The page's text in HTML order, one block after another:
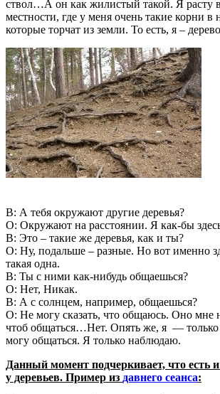
ствол…А он как жилистый такой. Я расту
местности, где у меня очень такие корни в
которые торчат из земли. То есть, я –
В: А тебя окружают другие деревья?
О: Окружают на расстоянии. Я как-бы
В: Это – такие же деревья, как и ты?
О: Ну, подальше – разные. Но вот именно
такая одна.
В: Ты с ними как-нибудь общаешься?
О: Нет, Никак.
В: А с солнцем, например, общаешься?
О: Не могу сказать, что общаюсь. Оно мне
чтоб общаться…Нет. Опять же, я — только
могу общаться. Я только наблюдаю.
Данный момент подчеркивает, что есть
у деревьев. Пример из давнего сеанса: